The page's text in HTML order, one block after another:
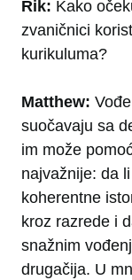
Rik: Kako
zvaničnici
kurikuluma?
Matthew:
suočavaju sa
im može
najvažnije: da
koherentne
kroz razrede i
snažnim
drugačija. U